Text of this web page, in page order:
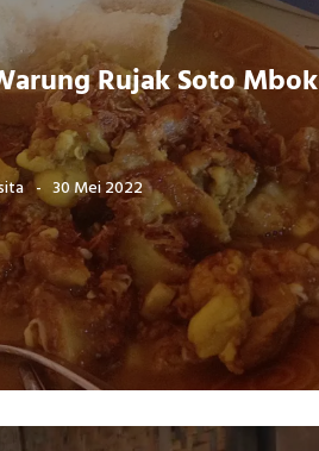
Rujak Soto Mbok
30 Mei 2022